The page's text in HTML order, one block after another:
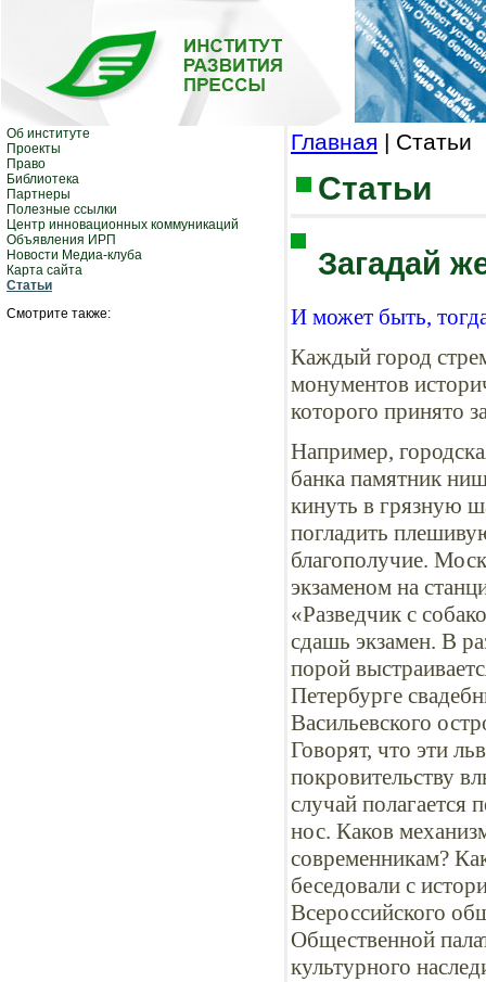
Об институте
Проекты
Право
Библиотека
Партнеры
Полезные ссылки
Центр инновационных коммуникаций
Объявления ИРП
Новости Медиа-клуба
Карта сайта
Статьи
Смотрите также:
Главная | Статьи
Статьи
Загадай
И может быть,
Каждый город
монументов
которого принято
Например,
банка памятник
кинуть в грязную
погладить
благополучие.
экзаменом на
«Разведчик с
сдашь экзамен. В
порой
Петербурге
Васильевского
Говорят, что эти
покровительству
случай полагается
нос. Каков
современникам?
беседовали с
Всероссийского
Общественной
культурного